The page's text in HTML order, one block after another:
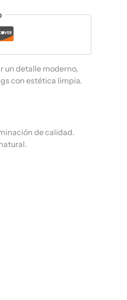
un detalle moderno,
con estética limpia.
de calidad.